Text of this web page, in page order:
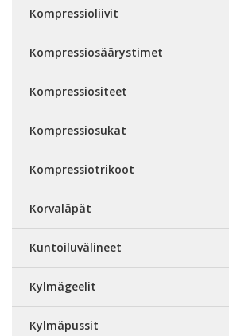
Kompressioliivit
Kompressiosäärystimet
Kompressiositeet
Kompressiosukat
Kompressiotrikoot
Korvaläpät
Kuntoiluvälineet
Kylmägeelit
Kylmäpussit